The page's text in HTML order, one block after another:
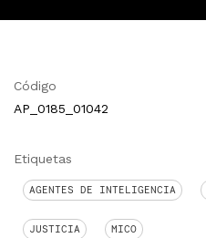
Código
AP_0185_01042
Etiquetas
AGENTES DE INTELIGENCIA
JUSTICIA MICO